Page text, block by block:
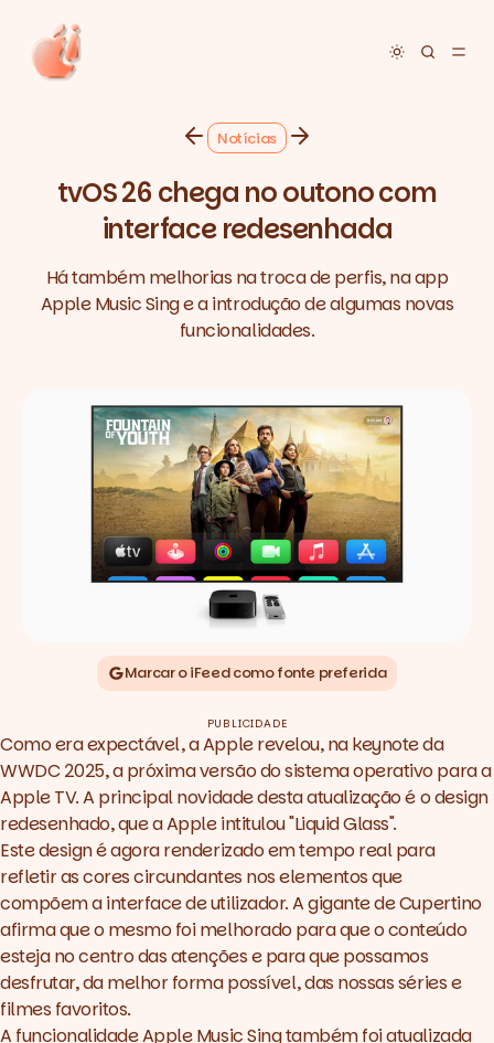
Toggle
Notícias
tvOS 26 chega no outono com
interface redesenhada
Há também melhorias na troca de perfis, na app
Apple Music Sing e a introdução de algumas novas
funcionalidades.
Marcar o iFeed como fonte preferida
PUBLICIDADE
Como era expectável, a Apple revelou, na keynote da
WWDC 2025, a próxima versão do sistema operativo para a
Apple TV. A principal novidade desta atualização é o design
redesenhado, que a Apple intitulou "Liquid Glass".
Este design é agora renderizado em tempo real para
refletir as cores circundantes nos elementos que
compõem a interface de utilizador. A gigante de Cupertino
afirma que o mesmo foi melhorado para que o conteúdo
esteja no centro das atenções e para que possamos
desfrutar, da melhor forma possível, das nossas séries e
filmes favoritos.
A funcionalidade Apple Music Sing também foi atualizada